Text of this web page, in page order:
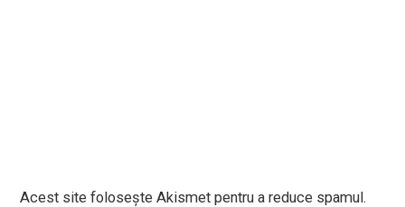
Acest site folosește Akismet pentru a reduce spamul.